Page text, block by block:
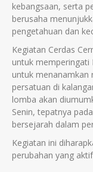
kebangsaan, serta
berusaha
pengetahuan dan
Kegiatan Cerdas
untuk memperingati
untuk menanamkan
persatuan di
lomba akan
Senin, tepatnya
bersejarah dalam
Kegiatan ini
perubahan yang